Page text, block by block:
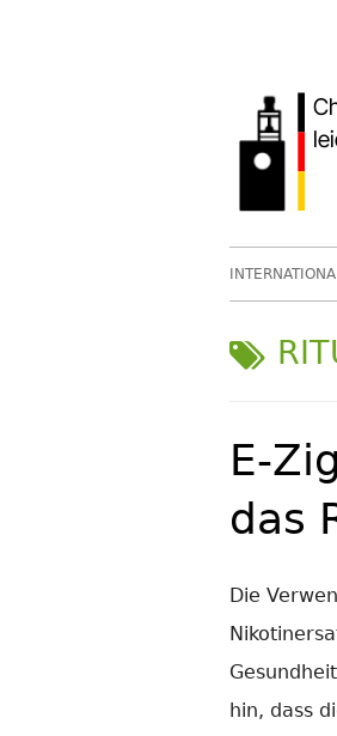
Menü
E-
das
Die
hin, dass